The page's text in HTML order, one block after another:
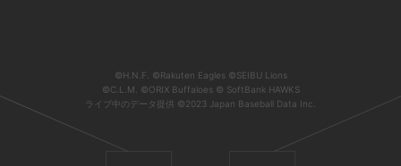
©H.N.F. ©Rakuten Eagles ©SEIBU Lions
©C.L.M. ©ORIX Buffaloes © SoftBank HAWKS
ライブ中のデータ提供 ©2023 Japan Baseball Data Inc.